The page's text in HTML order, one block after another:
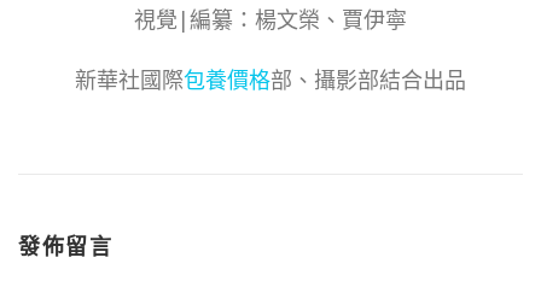
視覺|編纂：楊文榮、賈伊寧
新華社國際包養價格部、攝影部結合出品
發佈留言